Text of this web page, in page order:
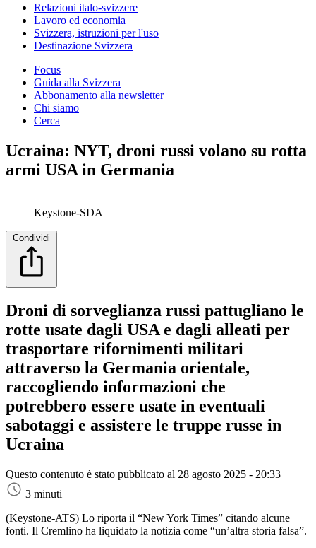
Relazioni italo-svizzere
Lavoro ed economia
Svizzera, istruzioni per l'uso
Destinazione Svizzera
Focus
Guida alla Svizzera
Abbonamento alla newsletter
Chi siamo
Cerca
Ucraina: NYT, droni russi volano su rotta
armi USA in Germania
Keystone-SDA
Condividi
Droni di sorveglianza russi pattugliano le
rotte usate dagli USA e dagli alleati per
trasportare rifornimenti militari
attraverso la Germania orientale,
raccogliendo informazioni che
potrebbero essere usate in eventuali
sabotaggi e assistere le truppe russe in
Ucraina
Questo contenuto è stato pubblicato al 28 agosto 2025 - 20:33
3 minuti
(Keystone-ATS) Lo riporta il “New York Times” citando alcune
fonti. Il Cremlino ha liquidato la notizia come “un’altra storia falsa”.